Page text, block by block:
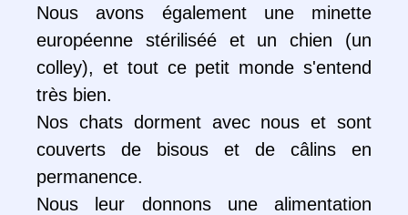
Nous avons également une minette
européenne stériliséé et un chien (un
colley), et tout ce petit monde s'entend
très bien.
Nos chats dorment avec nous et sont
couverts de bisous et de câlins en
permanence.
Nous leur donnons une alimentation